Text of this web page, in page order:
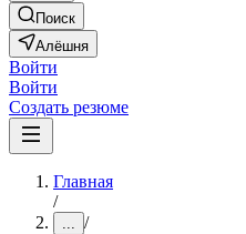
Поиск
Алёшня
Войти
Войти
Создать резюме
Главная
/
... /